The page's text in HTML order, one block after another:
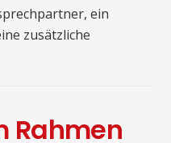
ein
zusätzliche
Rahmen